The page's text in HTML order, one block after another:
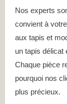
Nos experts
convient à
aux tapis et
un tapis délicat
Chaque pièce
pourquoi nos
plus précieux.